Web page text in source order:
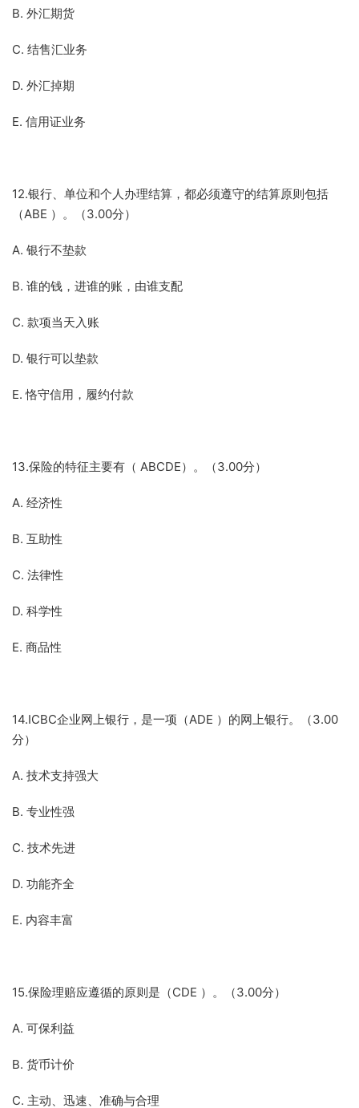
B. 外汇期货
C. 结售汇业务
D. 外汇掉期
E. 信用证业务
12.银行、单位和个人办理结算，都必须遵守的结算原则包括
（ABE ）。（3.00分）
A. 银行不垫款
B. 谁的钱，进谁的账，由谁支配
C. 款项当天入账
D. 银行可以垫款
E. 恪守信用，履约付款
13.保险的特征主要有（ ABCDE）。（3.00分）
A. 经济性
B. 互助性
C. 法律性
D. 科学性
E. 商品性
14.ICBC企业网上银行，是一项（ADE ）的网上银行。（3.00
分）
A. 技术支持强大
B. 专业性强
C. 技术先进
D. 功能齐全
E. 内容丰富
15.保险理赔应遵循的原则是（CDE ）。（3.00分）
A. 可保利益
B. 货币计价
C. 主动、迅速、准确与合理